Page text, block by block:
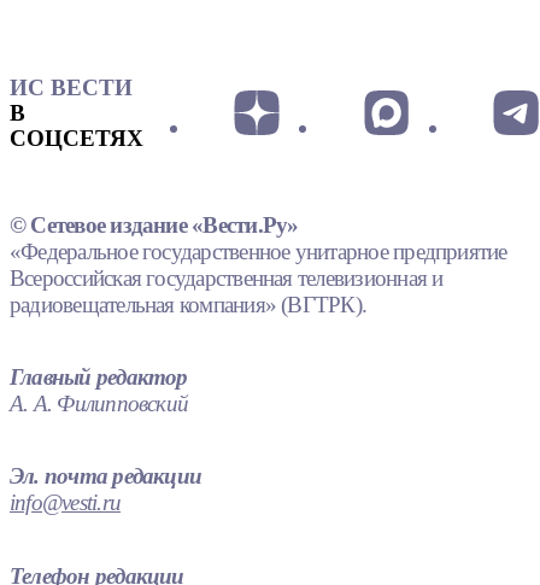
ИС ВЕСТИ
В
СОЦСЕТЯХ
© Сетевое издание «Вести.Ру»
«Федеральное государственное унитарное предприятие
Всероссийская государственная телевизионная и
радиовещательная компания» (ВГТРК).
Главный редактор
А. А. Филипповский
Эл. почта редакции
info@vesti.ru
Телефон редакции